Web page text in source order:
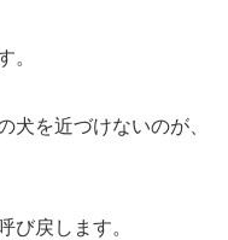
。
犬を近づけないのが、
び戻します。